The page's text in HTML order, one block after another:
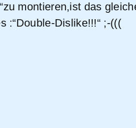
montieren,ist das
:“Double-Dislike!!!“ ;-(((